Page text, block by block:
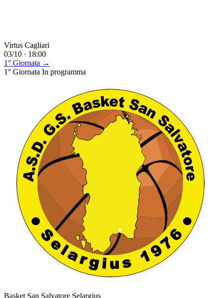
Virtus Cagliari
03/10 · 18:00
1° Giornata →
1° Giornata In programma
Basket San Salvatore Selargius